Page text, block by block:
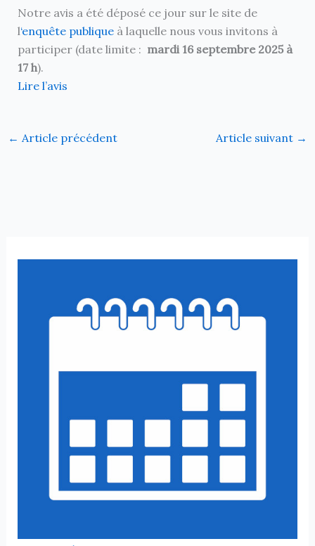
Notre avis a été déposé ce jour sur le site de
l‘enquête publiqueà laquelle nous vous invitons à
participer (date limite : mardi 16 septembre 2025 à
17 h).
Lire l’avis
← Article précédent Article suivant →